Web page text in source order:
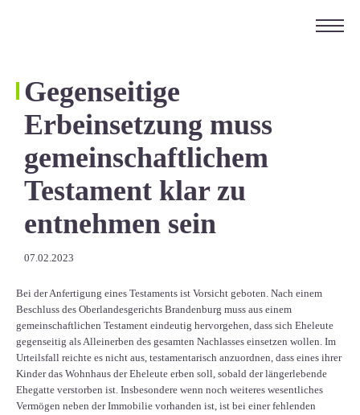
Gegenseitige
Erbeinsetzung muss
gemeinschaftlichem
Testament klar zu
entnehmen sein
07.02.2023
Bei der Anfertigung eines Testaments ist Vorsicht geboten. Nach einem
Beschluss des Oberlandesgerichts Brandenburg muss aus einem
gemeinschaftlichen Testament eindeutig hervorgehen, dass sich Eheleute
gegenseitig als Alleinerben des gesamten Nachlasses einsetzen wollen. Im
Urteilsfall reichte es nicht aus, testamentarisch anzuordnen, dass eines ihrer
Kinder das Wohnhaus der Eheleute erben soll, sobald der längerlebende
Ehegatte verstorben ist. Insbesondere wenn noch weiteres wesentliches
Vermögen neben der Immobilie vorhanden ist, ist bei einer fehlenden
KONTAKT